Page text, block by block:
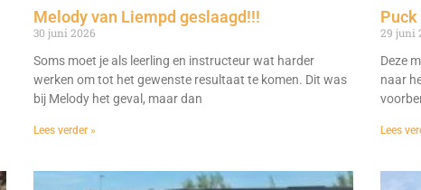
Melody van Liempd geslaagd!!!
30 juni 2026
Soms moet je als leerling en instructeur wat harder
werken om tot het gewenste resultaat te komen. Dit was
bij Melody het geval, maar dan
Lees verder »
Puck
29 juni
Deze
naar
Lees